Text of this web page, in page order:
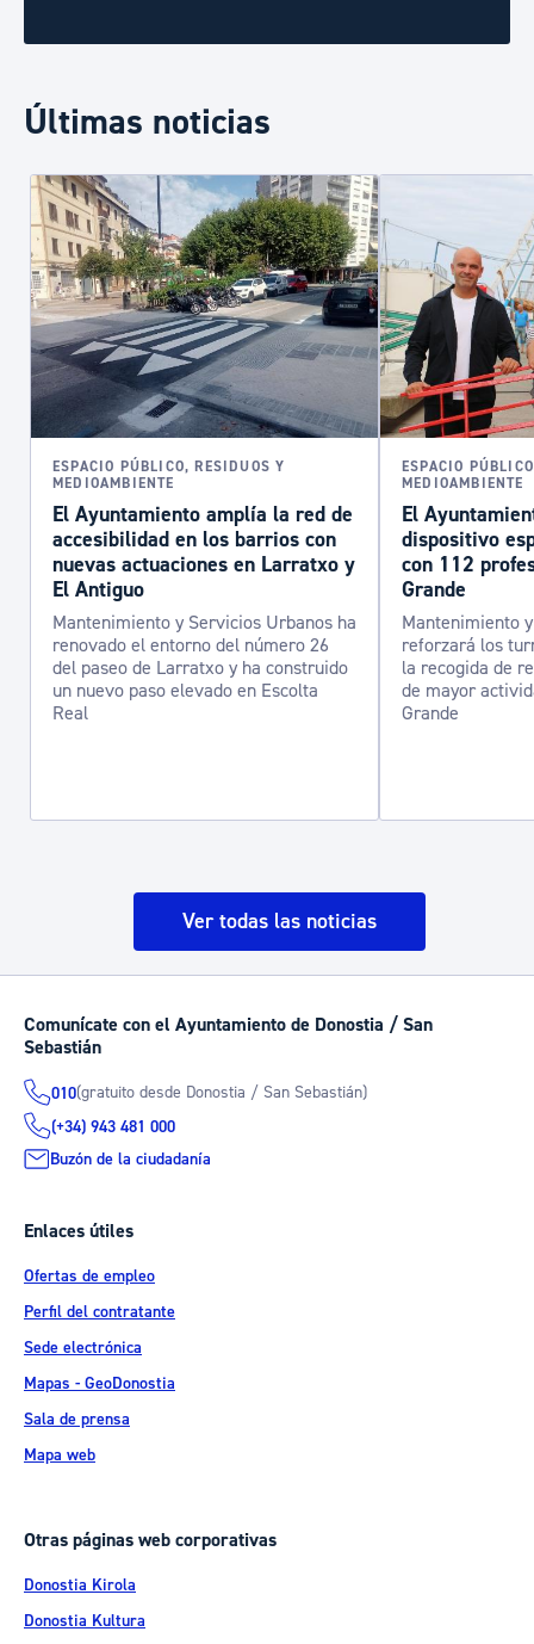
Últimas noticias
ESPACIO PÚBLICO, RESIDUOS Y
MEDIOAMBIENTE
El Ayuntamiento amplía la red de
accesibilidad en los barrios con
nuevas actuaciones en Larratxo y
El Antiguo
Mantenimiento y Servicios Urbanos ha
renovado el entorno del número 26
del paseo de Larratxo y ha construido
un nuevo paso elevado en Escolta
Real
ESPACIO
MEDIOAMBIENTE
El
dispositivo
con 112
Grande
Mantenimiento
reforzará los
la recogida de
de mayor
Grande
Ver todas las noticias
Comunícate con el Ayuntamiento de Donostia / San
Sebastián
010(gratuito desde Donostia / San Sebastián)
(+34) 943 481 000
Buzón de la ciudadanía
Enlaces útiles
Ofertas de empleo
Perfil del contratante
Sede electrónica
Mapas - GeoDonostia
Sala de prensa
Mapa web
Otras páginas web corporativas
Donostia Kirola
Donostia Kultura